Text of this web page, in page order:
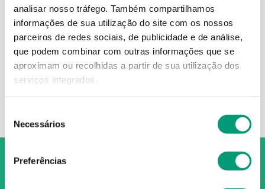
analisar nosso tráfego. Também compartilhamos
informações de sua utilização do site com os nossos
parceiros de redes sociais, de publicidade e de análise,
que podem combinar com outras informações que se
aproximam ou recolhidas a partir de sua utilização dos
serviços integrados.
consentimento
Necessários
Preferências
DOCE ALÍVIO
Doce Alívio Associação
8, 28 €
ADICIONAR